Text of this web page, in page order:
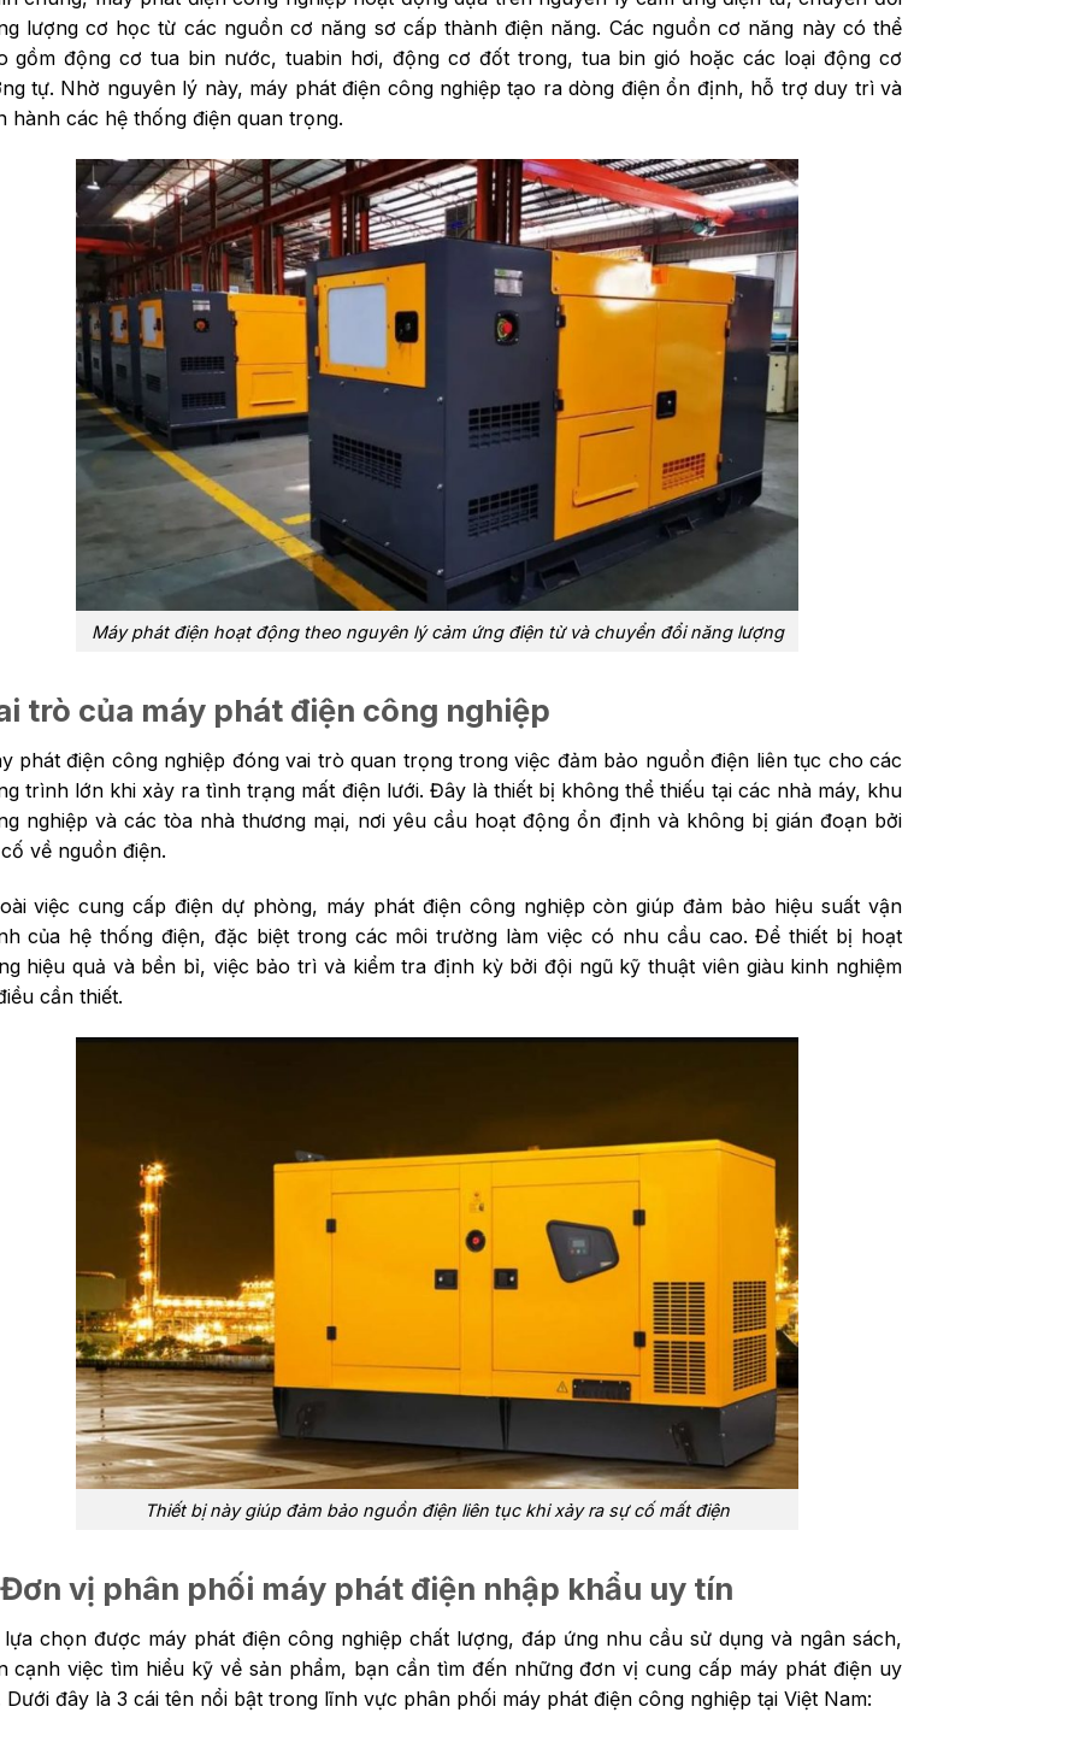
lượng cơ học từ các nguồn cơ năng sơ cấp thành điện năng. Các nguồn cơ năng này có thể
gồm động cơ tua bin nước, tuabin hơi, động cơ đốt trong, tua bin gió hoặc các loại động cơ
tự. Nhờ nguyên lý này, máy phát điện công nghiệp tạo ra dòng điện ổn định, hỗ trợ duy trì và
hành các hệ thống điện quan trọng.
Máy phát điện hoạt động theo nguyên lý cảm ứng điện từ và chuyển đổi năng lượng
trò của máy phát điện công nghiệp
phát điện công nghiệp đóng vai trò quan trọng trong việc đảm bảo nguồn điện liên tục cho các
trình lớn khi xảy ra tình trạng mất điện lưới. Đây là thiết bị không thể thiếu tại các nhà máy, khu
nghiệp và các tòa nhà thương mại, nơi yêu cầu hoạt động ổn định và không bị gián đoạn bởi
về nguồn điện.
việc cung cấp điện dự phòng, máy phát điện công nghiệp còn giúp đảm bảo hiệu suất vận
của hệ thống điện, đặc biệt trong các môi trường làm việc có nhu cầu cao. Để thiết bị hoạt
hiệu quả và bền bỉ, việc bảo trì và kiểm tra định kỳ bởi đội ngũ kỹ thuật viên giàu kinh nghiệm
cần thiết.
Thiết bị này giúp đảm bảo nguồn điện liên tục khi xảy ra sự cố mất điện
vị phân phối máy phát điện nhập khẩu uy tín
chọn được máy phát điện công nghiệp chất lượng, đáp ứng nhu cầu sử dụng và ngân sách,
cạnh việc tìm hiểu kỹ về sản phẩm, bạn cần tìm đến những đơn vị cung cấp máy phát điện uy
Dưới đây là 3 cái tên nổi bật trong lĩnh vực phân phối máy phát điện công nghiệp tại Việt Nam: